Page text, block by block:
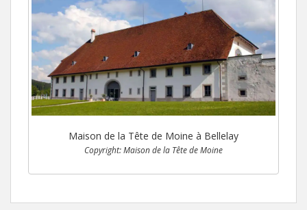
Maison de la Tête de Moine à Bellelay
Copyright: Maison de la Tête de Moine